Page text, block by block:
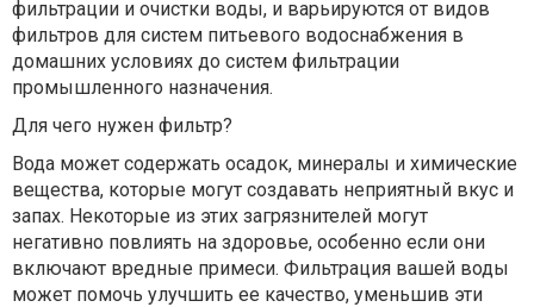
фильтрации и очистки воды, и варьируются от видов
фильтров для систем питьевого водоснабжения в
домашних условиях до систем фильтрации
промышленного назначения.
Для чего нужен фильтр?
Вода может содержать осадок, минералы и химические
вещества, которые могут создавать неприятный вкус и
запах. Некоторые из этих загрязнителей могут
негативно повлиять на здоровье, особенно если они
включают вредные примеси. Фильтрация вашей воды
может помочь улучшить ее качество, уменьшив эти